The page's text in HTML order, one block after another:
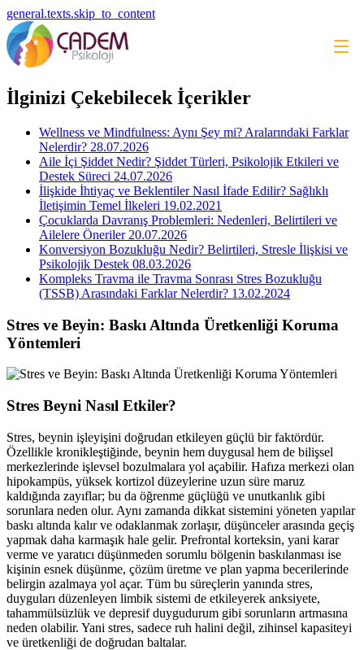
general.texts.skip_to_content
İlginizi Çekebilecek İçerikler
Wellness ve Mindfulness: Aynı Şey mi? Aralarındaki Farklar
Nelerdir? 28.07.2026
Aile İçi Şiddet Nedir? Şiddet Türleri, Psikolojik Etkileri ve
Destek Süreci 24.07.2026
İlişkide İhtiyaç ve Beklentiler Nasıl İfade Edilir? Sağlıklı
İletişimin Temel İlkeleri 19.02.2021
Çocuklarda Davranış Problemleri: Nedenleri, Belirtileri ve
Ailelere Öneriler 20.07.2026
Konversiyon Bozukluğu Nedir? Belirtileri, Stresle İlişkisi ve
Psikolojik Destek 08.03.2026
Kompleks Travma ile Travma Sonrası Stres Bozukluğu
(TSSB) Arasındaki Farklar Nelerdir? 13.02.2024
Stres ve Beyin: Baskı Altında Üretkenliği Koruma
Yöntemleri
Stres Beyni Nasıl Etkiler?
Stres, beynin işleyişini doğrudan etkileyen güçlü bir faktördür.
Özellikle kronikleştiğinde, beynin hem duygusal hem de bilişsel
merkezlerinde işlevsel bozulmalara yol açabilir. Hafıza merkezi olan
hipokampüs, yüksek kortizol düzeylerine uzun süre maruz
kaldığında zayıflar; bu da öğrenme güçlüğü ve unutkanlık gibi
sorunlara neden olur. Aynı zamanda dikkat sistemini yöneten yapılar
baskı altında kalır ve odaklanmak zorlaşır, düşünceler arasında geçiş
yapmak daha karmaşık hale gelir. Prefrontal korteksin, yani karar
verme ve yaratıcı düşünmeden sorumlu bölgenin baskılanması ise
kişinin esnek düşünme, çözüm üretme ve plan yapma becerilerinde
belirgin azalmaya yol açar. Tüm bu süreçlerin yanında stres,
duyguları düzenleyen limbik sistemi de etkileyerek anksiyete,
tahammülsüzlük ve depresif duygudurum gibi sorunların artmasına
neden olabilir. Yani stres, sadece ruh halini değil, zihinsel kapasiteyi
ve üretkenliği de doğrudan baltalar.